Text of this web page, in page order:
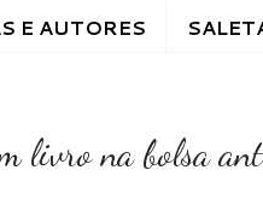
E AUTORES
livro na bolsa